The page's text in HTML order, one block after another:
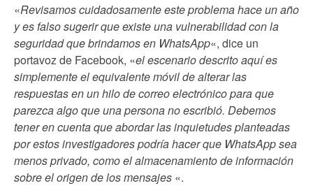
«Revisamos cuidadosamente este problema hace un año
y es falso sugerir que existe una vulnerabilidad con la
seguridad que brindamos en WhatsApp«, dice un
portavoz de Facebook, «el escenario descrito aquí es
simplemente el equivalente móvil de alterar las
respuestas en un hilo de correo electrónico para que
parezca algo que una persona no escribió. Debemos
tener en cuenta que abordar las inquietudes planteadas
por estos investigadores podría hacer que WhatsApp sea
menos privado, como el almacenamiento de información
sobre el origen de los mensajes «.